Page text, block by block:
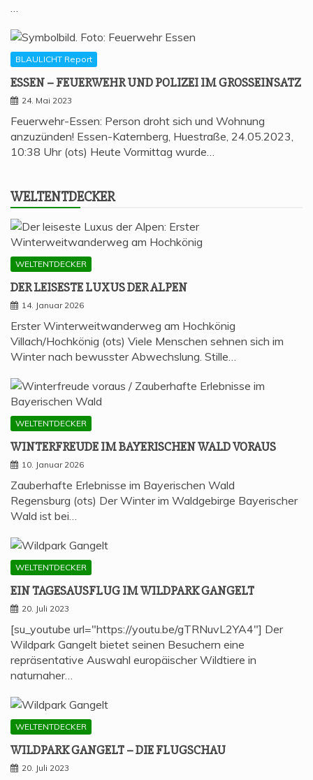
BLAULICHT Report
ESSEN – FEU­ER­WEHR UND POLI­ZEI IM GROSSEINSATZ
24. Mai 2023
Feuerwehr-Essen: Person droht sich und Wohnung
anzuzünden! Essen-Katernberg, Huestraße, 24.05.2023,
10:38 Uhr (ots) Heute Vormittag wurde…
WELT­ENT­DE­CKER
WELTENTDECKER
DER LEI­SES­TE LUXUS DER ALPEN
14. Januar 2026
Erster Winterweitwanderweg am Hochkönig
Villach/Hochkönig (ots) Viele Menschen sehnen sich im
Winter nach bewusster Abwechslung. Stille…
WELTENTDECKER
WIN­TER­FREU­DE IM BAYE­RI­SCHEN WALD VORAUS
10. Januar 2026
Zauberhafte Erlebnisse im Bayerischen Wald
Regensburg (ots) Der Winter im Waldgebirge Bayerischer
Wald ist bei…
WELTENTDECKER
EIN TAGES­AUS­FLUG IM WILD­PARK GANGELT
20. Juli 2023
[su_youtube url="https://youtu.be/gTRNuvL2YA4"] Der
Wildpark Gangelt bietet seinen Besuchern eine
repräsentative Auswahl europäischer Wildtiere in
naturnaher…
WELTENTDECKER
WILD­PARK GAN­GELT – DIE FLUGSCHAU
20. Juli 2023